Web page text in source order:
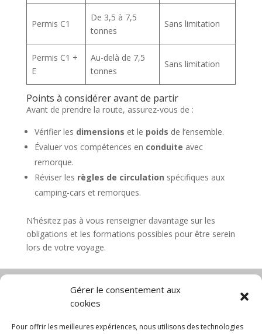
Gérer le consentement aux
cookies
Pour offrir les meilleures expériences, nous utilisons des technologies
Permis C1
De 3,5 à 7,5
tonnes
Sans limitation
Permis C1 +
E
Au-delà de 7,5
tonnes
Sans limitation
Points à considérer avant de partir
Avant de prendre la route, assurez-vous de :
Vérifier les dimensions et le poids de l’ensemble.
Évaluer vos compétences en conduite avec
remorque.
Réviser les règles de circulation spécifiques aux
camping-cars et remorques.
N’hésitez pas à vous renseigner davantage sur les
obligations et les formations possibles pour être serein
lors de votre voyage.
Diable électrique
Chariot manutention
CGV